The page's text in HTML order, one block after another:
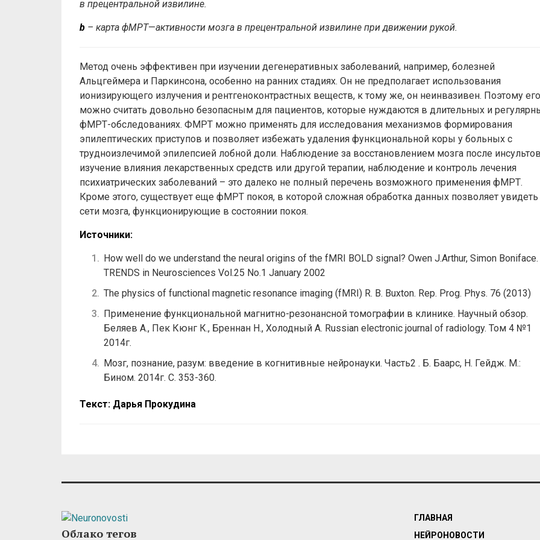
в прецентральной извилине.
b – карта фМРТ—активности мозга в прецентральной извилине при движении рукой.
Метод очень эффективен при изучении дегенеративных заболеваний, например, болезней
Альцгеймера и Паркинсона, особенно на ранних стадиях. Он не предполагает использования
ионизирующего излучения и рентгеноконтрастных веществ, к тому же, он неинвазивен. Поэтому его
можно считать довольно безопасным для пациентов, которые нуждаются в длительных и
фМРТ-обследованиях. ФМРТ можно применять для исследования механизмов формирования
эпилептических приступов и позволяет избежать удаления функциональной коры у больных с
трудноизлечимой эпилепсией лобной доли. Наблюдение за восстановлением мозга после
изучение влияния лекарственных средств или другой терапии, наблюдение и контроль лечения
психиатрических заболеваний – это далеко не полный перечень возможного применения фМРТ.
Кроме этого, существует еще фМРТ покоя, в которой сложная обработка данных позволяет увидеть
сети мозга, функционирующие в состоянии покоя.
Источники:
How well do we understand the neural origins of the fMRI BOLD signal? Owen J.Arthur, Simon Boniface.
TRENDS in Neurosciences Vol.25 No.1 January 2002
The physics of functional magnetic resonance imaging (fMRI) R. B. Buxton. Rep. Prog. Phys. 76 (2013)
Применение функциональной магнитно-резонансной томографии в клинике. Научный обзор.
Беляев А., Пек Кюнг К., Бреннан Н., Холодный А. Russian electronic journal of radiology. Том 4 №1
2014г.
Мозг, познание, разум: введение в когнитивные нейронауки. Часть2 . Б. Баарс, Н. Гейдж. М.:
Бином. 2014г. С. 353-360.
Текст: Дарья Прокудина
Облако тегов
ГЛАВНАЯ
НЕЙРОНОВОСТИ